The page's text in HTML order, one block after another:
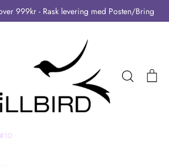
999kr - Rask levering med Posten/Bring
Search